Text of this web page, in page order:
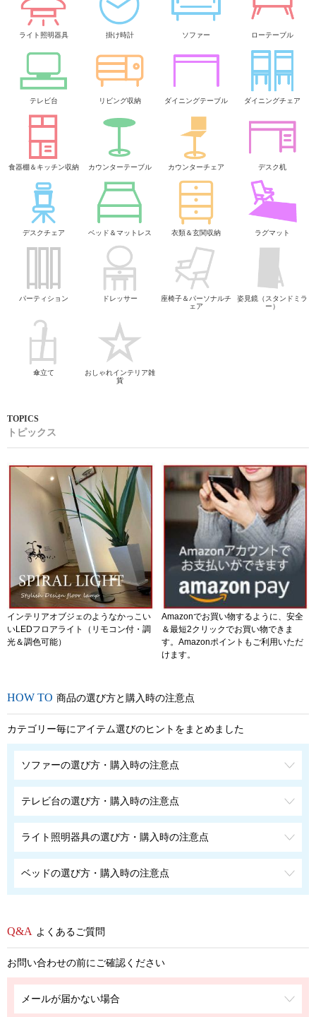
ライト照明器具 掛け時計 ソファー ローテーブル
テレビ台 リビング収納 ダイニングテーブル ダイニングチェア
食器棚＆キッチン収納 カウンターテーブル カウンターチェア デスク机
デスクチェア ベッド＆マットレス 衣類＆玄関収納 ラグマット
パーティション ドレッサー
座椅子＆パーソナルチ
ェア
姿見鏡（スタンドミラ
ー）
傘立て
おしゃれインテリア雑
貨
トピックス
インテリアオブジェのようなかっこい
いLEDフロアライト（リモコン付・調
光＆調色可能）
Amazonでお買い物するように、安全
＆最短2クリックでお買い物できま
す。Amazonポイントもご利用いただ
けます。
商品の選び方と購入時の注意点
カテゴリー毎にアイテム選びのヒントをまとめました
ソファーの選び方・購入時の注意点
テレビ台の選び方・購入時の注意点
ライト照明器具の選び方・購入時の注意点
ベッドの選び方・購入時の注意点
よくあるご質問
お問い合わせの前にご確認ください
メールが届かない場合